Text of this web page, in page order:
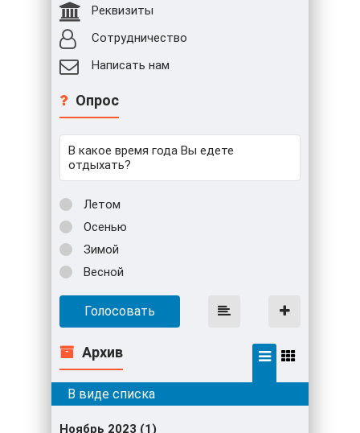
Реквизиты
Сотрудничество
Написать нам
Опрос
В какое время года Вы едете
отдыхать?
Летом
Осенью
Зимой
Весной
Голосовать
Архив
Ноябрь 2023 (1)